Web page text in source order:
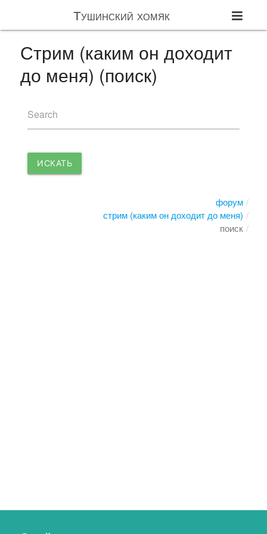
Тушинский хомяк
Стрим (каким он доходит
до меня) (поиск)
Search
ИСКАТЬ
форум
стрим (каким он доходит до меня)
поиск